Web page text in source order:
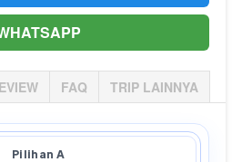
FAQ TRIP LAINNYA
Pilihan A